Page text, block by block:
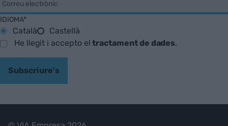
IDIOMA*
Català
Castellà
He llegit i accepto eltractament de dades.
Subscriure's